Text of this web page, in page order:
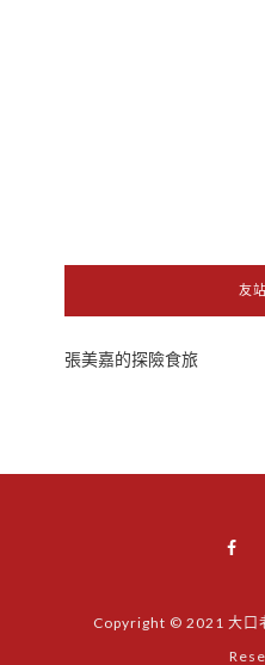
友
張美嘉的探險食旅
Copyright © 2021 大口